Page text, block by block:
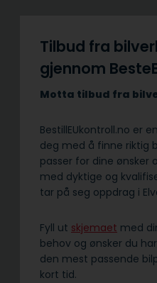
Tilbud fra
gjennom
Motta tilbud fra
BestillEUkontroll.no er
deg med å finne riktig
passer for dine ønsker
med dyktige og
tar på seg oppdrag i
Fyll ut skjemaet med
behov og ønsker du
den mest passende
kort tid.